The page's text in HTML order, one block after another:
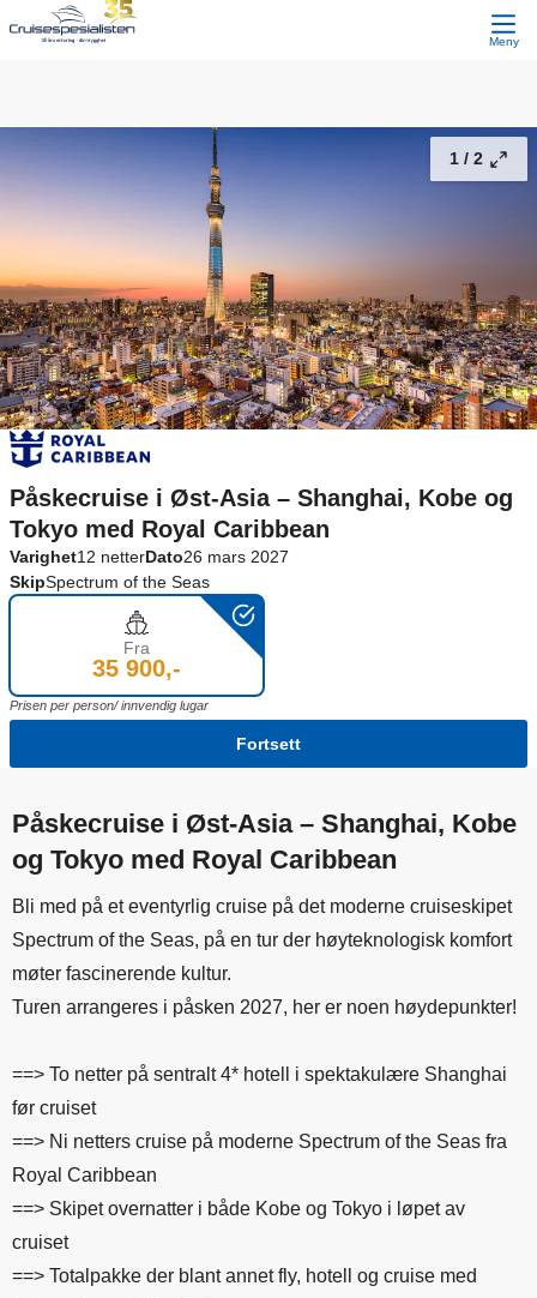
Meny
Fortsett
1 / 2
Påskecruise i Øst-Asia – Shanghai, Kobe og
Tokyo med Royal Caribbean
Varighet12 netterDato26 mars 2027
SkipSpectrum of the Seas
Fra
35 900,-
Prisen per person/ innvendig lugar
Fortsett
Påskecruise i Øst-Asia – Shanghai, Kobe
og Tokyo med Royal Caribbean
Bli med på et eventyrlig cruise på det moderne cruiseskipet
Spectrum of the Seas, på en tur der høyteknologisk komfort
møter fascinerende kultur.
Turen arrangeres i påsken 2027, her er noen høydepunkter!
==> To netter på sentralt 4* hotell i spektakulære Shanghai
før cruiset
==> Ni netters cruise på moderne Spectrum of the Seas fra
Royal Caribbean
==> Skipet overnatter i både Kobe og Tokyo i løpet av
cruiset
==> Totalpakke der blant annet fly, hotell og cruise med